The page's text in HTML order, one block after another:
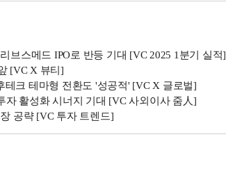
브스메드 IPO로 반등 기대 [VC 2025 1분기 실적]
[VC X 뷰티]
크 테마형 전환도 '성공적' [VC X 글로벌]
활성화 시너지 기대 [VC 사외이사 줌人]
공략 [VC 투자 트렌드]